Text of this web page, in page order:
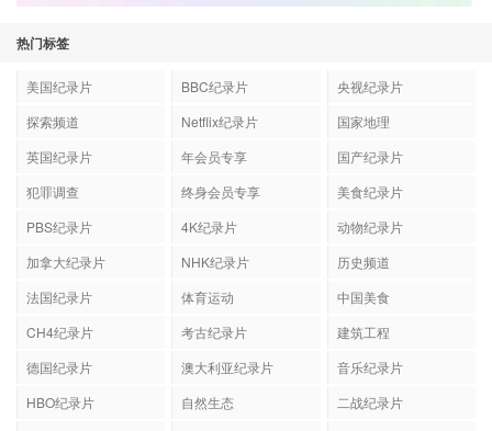
热门标签
美国纪录片 BBC纪录片
央视纪录片
探索频道
Netflix纪录片
国家地理
英国纪录片
年会员专享
国产纪录片
犯罪调查
终身会员专享
美食纪录片
PBS纪录片
4K纪录片
动物纪录片
加拿大纪录片
NHK纪录片
历史频道
法国纪录片
体育运动
中国美食
CH4纪录片
考古纪录片
建筑工程
德国纪录片
澳大利亚纪录片
音乐纪录片
HBO纪录片
自然生态
二战纪录片